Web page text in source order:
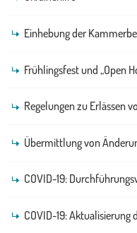
Einhebung der
Frühlingsfest und „Open
Regelungen zu Erlässen
Übermittlung von
COVID-19:
COVID-19: